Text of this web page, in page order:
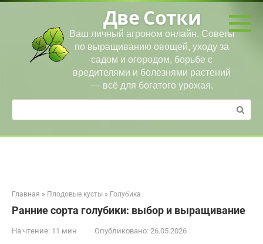
Перейти
Две Сотки
Ваш личный агроном онлайн. Советы
по выращиванию овощей, уходу за
садом и огородом, борьбе с
вредителями и болезнями растений
— всё для богатого урожая.
Поиск:
Главная » Плодовые кусты » Голубика
Ранние сорта голубики: выбор и выращивание
На чтение: 11 мин Опубликовано: 26.05.2026